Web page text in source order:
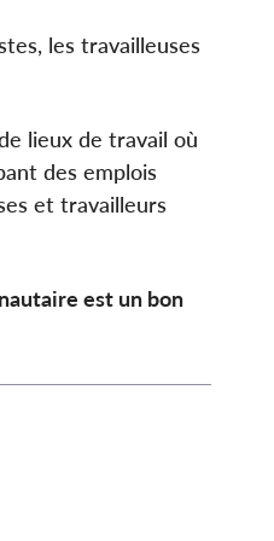
les travailleuses
lieux de travail où
des emplois
et travailleurs
est un bon